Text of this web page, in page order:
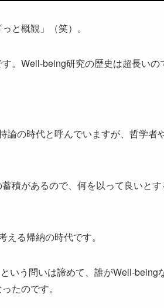
と概観」（笑）。
。Well-being研究の歴史は超長いの
論の時代と呼んでいますが、哲学者
積があるので、何を以って良いと
る帰納の時代です。
いう問いは諦めて、誰がWell-
たのです。